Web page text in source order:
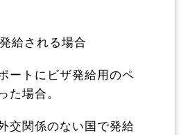
給される場合
ートにビザ発給用のペ
た場合。
交関係のない国で発給